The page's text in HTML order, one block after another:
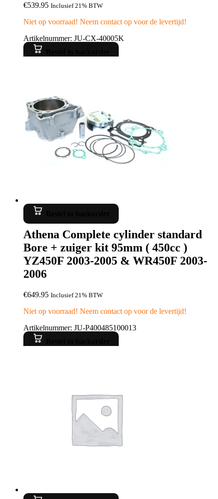
€539.95 Inclusief 21% BTW
Niet op voorraad! Neem contact op voor de levertijd!
Artikelnummer: JU-CX-40005K
Athena Complete cylinder standard
Bore + zuiger kit 95mm ( 450cc )
YZ450F 2003-2005 & WR450F 2003-
2006
€649.95 Inclusief 21% BTW
Niet op voorraad! Neem contact op voor de levertijd!
Artikelnummer: JU-P400485100013